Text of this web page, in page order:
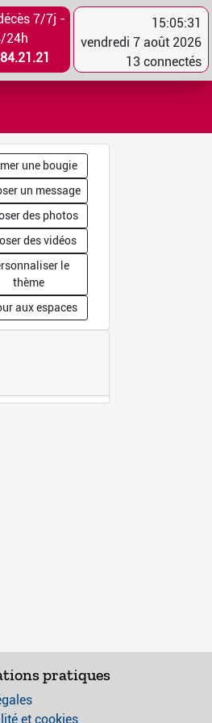
7/7j -
24h
15:05:31
vendredi 7 août 2026
13 connectés
une bougie
un message
des photos
des vidéos
le
thème
aux espaces
pratiques
et cookies